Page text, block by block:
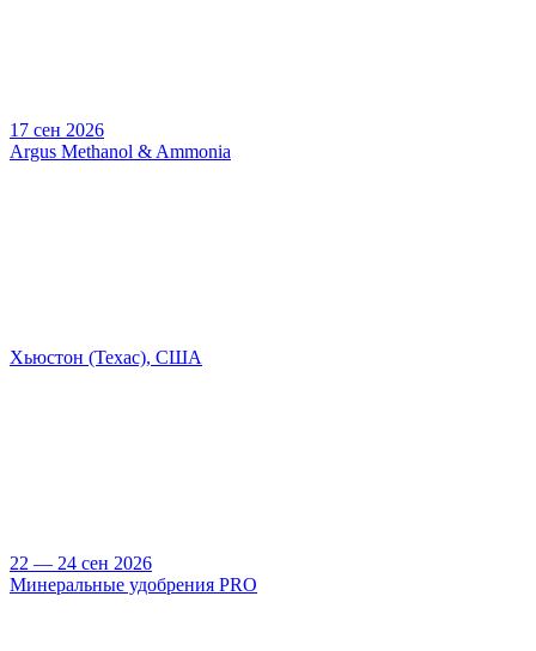
17 сен 2026
Argus Methanol & Ammonia
Хьюстон (Техас), США
22 — 24 сен 2026
Минеральные удобрения PRO